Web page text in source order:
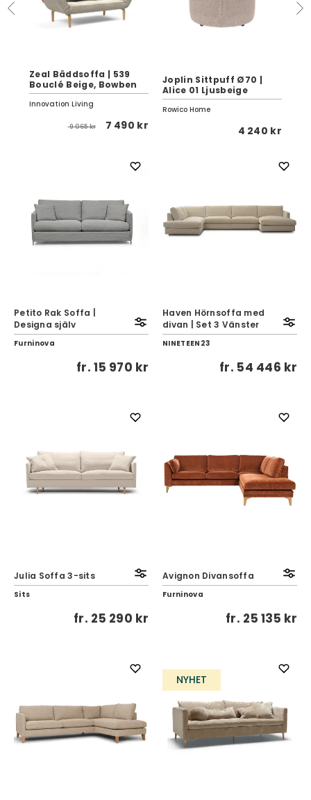
Zeal Bäddsoffa | 539
Bouclé Beige, Bowben
Innovation Living
9 065 kr 7 490 kr
Joplin Sittpuff Ø70 |
Alice 01 Ljusbeige
Rowico Home
4 240 kr
Petito Rak Soffa |
Designa själv
Furninova
fr.15 970 kr
Haven Hörnsoffa med
divan | Set 3 Vänster
NINETEEN23
fr. 54 446 kr
Julia Soffa 3-sits
Sits
fr. 25 290 kr
Avignon Divansoffa
Furninova
fr. 25 135 kr
NYHET